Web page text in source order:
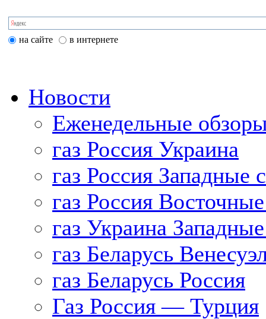
на сайте в интернете
Новости
Еженедельные
газ Россия Украина
газ Россия Западные
газ Россия
газ Украина
газ Беларусь
газ Беларусь Россия
Газ Россия — Турция